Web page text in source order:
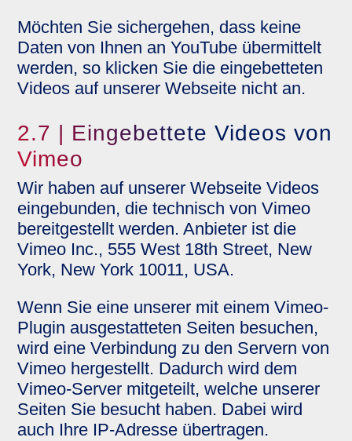
Möchten Sie sichergehen, dass keine
Daten von Ihnen an YouTube übermittelt
werden, so klicken Sie die eingebetteten
Videos auf unserer Webseite nicht an.
2.7 | Eingebettete Videos von
Vimeo
Wir haben auf unserer Webseite Videos
eingebunden, die technisch von Vimeo
bereitgestellt werden. Anbieter ist die
Vimeo Inc., 555 West 18th Street, New
York, New York 10011, USA.
Wenn Sie eine unserer mit einem Vimeo-
Plugin ausgestatteten Seiten besuchen,
wird eine Verbindung zu den Servern von
Vimeo hergestellt. Dadurch wird dem
Vimeo-Server mitgeteilt, welche unserer
Seiten Sie besucht haben. Dabei wird
auch Ihre IP-Adresse übertragen.